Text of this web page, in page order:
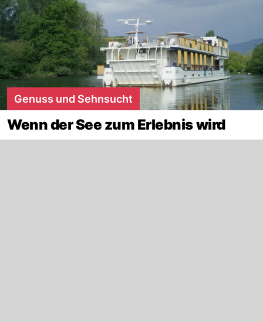
Genuss und Sehnsucht
Wenn der See zum Erlebnis wird